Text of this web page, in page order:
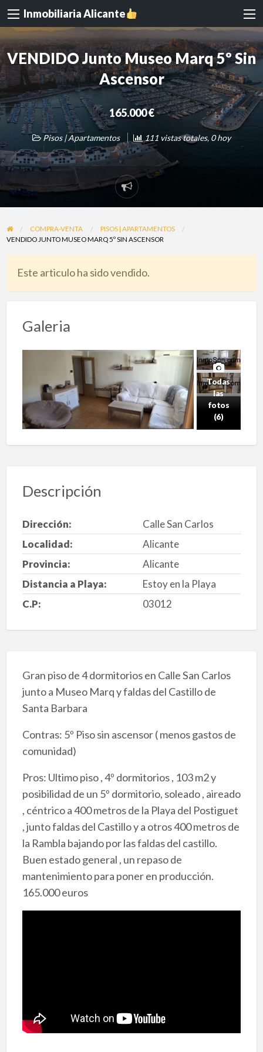
Inmobiliaria Alicante
VENDIDO Junto Museo Marq 5º Sin
Ascensor
165.000 €
Pisos | Apartamentos 111 vistas totales, 0 hoy
Reportar
problema
COMPRA-VENTA
PISOS | APARTAMENTOS
VENDIDO JUNTO MUSEO MARQ 5º SIN ASCENSOR
Este articulo ha sido vendido.
Galeria
Todas
las
fotos
(6)
Descripción
Dirección:
Calle San Carlos
Localidad:
Alicante
Provincia:
Alicante
Distancia a Playa:
Estoy en la Playa
C.P:
03012
Gran piso de 4 dormitorios en Calle San Carlos
junto a Museo Marq y faldas del Castillo de
Santa Barbara
Contras: 5º Piso sin ascensor ( menos gastos de
comunidad)
Pros: Ultimo piso , 4º dormitorios , 103 m2 y
posibilidad de un 5º dormitorio, soleado , aireado
, céntrico a 400 metros de la Playa del Postiguet
, junto faldas del Castillo y a otros 400 metros de
la Rambla bajando por las faldas del castillo.
Buen estado general , un repaso de
mantenimiento para poner en producción.
165.000 euros